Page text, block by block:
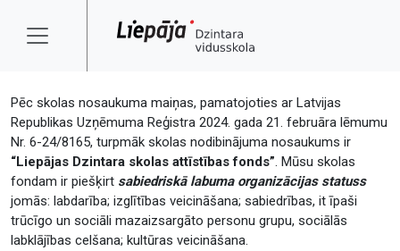
Pēc skolas nosaukuma maiņas, pamatojoties ar Latvijas
Republikas Uzņēmuma Reģistra 2024. gada 21. februāra lēmumu
Nr. 6-24/8165, turpmāk skolas nodibinājuma nosaukums ir
“Liepājas Dzintara skolas attīstības fonds”. Mūsu skolas
fondam ir piešķirt sabiedriskā labuma organizācijas statuss
jomās: labdarība; izglītības veicināšana; sabiedrības, it īpaši
trūcīgo un sociāli mazaizsargāto personu grupu, sociālās
labklājības celšana; kultūras veicināšana.